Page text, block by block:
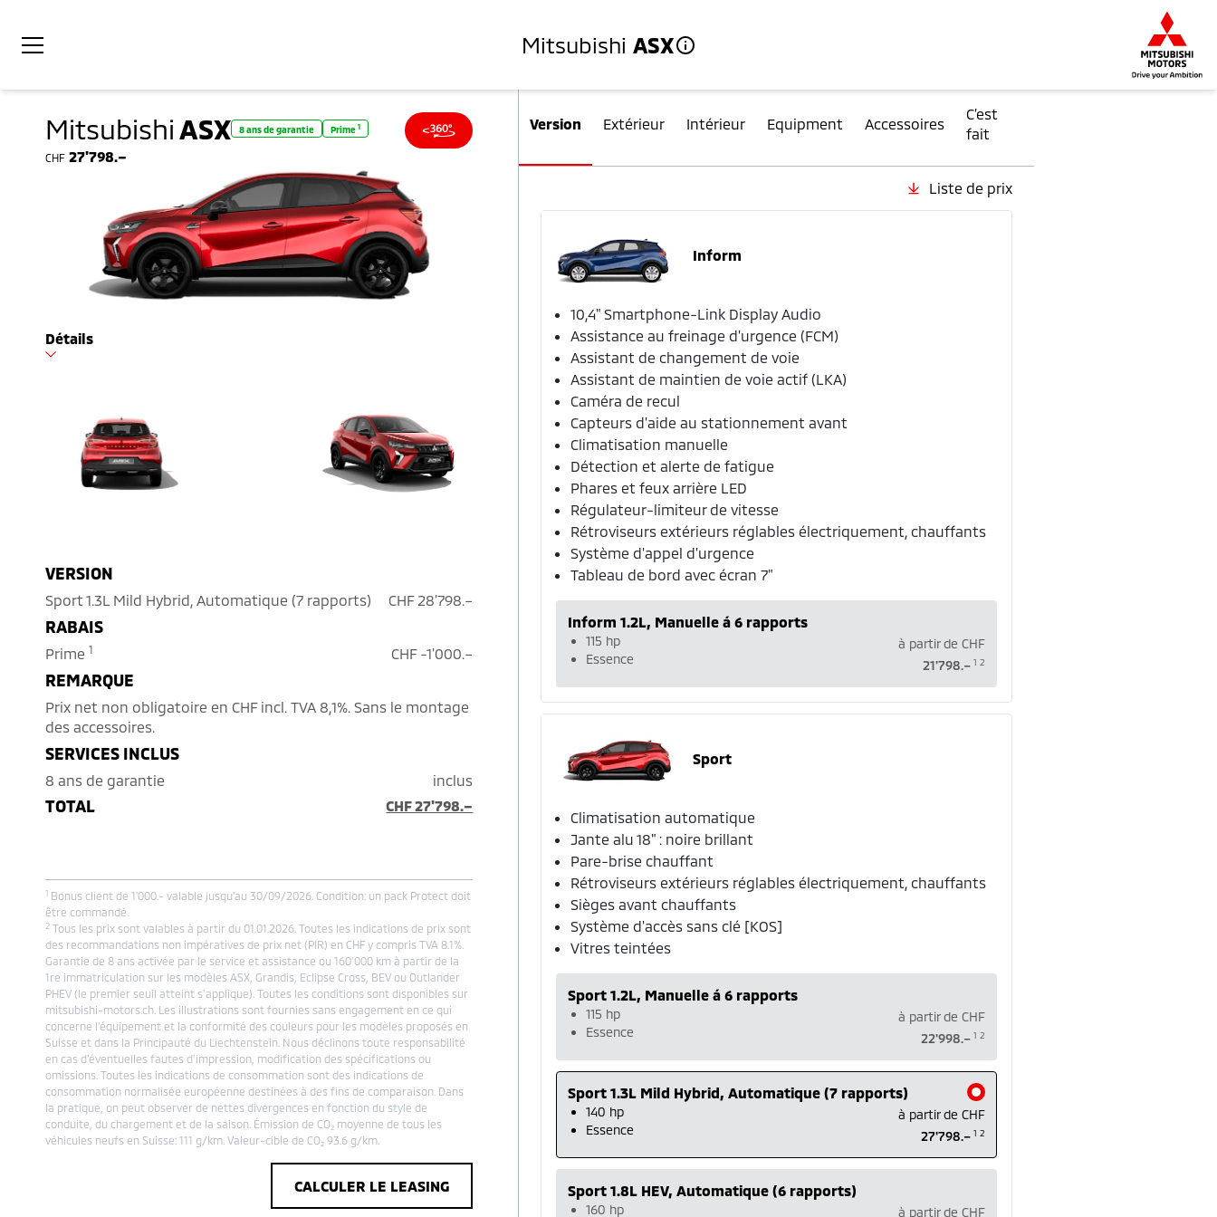
Mitsubishi ASX
Mitsubishi ASX 8 ans de garantie Prime 1
CHF 27'798.–
Détails
VERSION
Sport 1.3L Mild Hybrid, Automatique (7 rapports) CHF 28'798.–
RABAIS
Prime 1 CHF -1'000.–
REMARQUE
Prix net non obligatoire en CHF incl. TVA 8,1%. Sans le montage
des accessoires.
SERVICES INCLUS
8 ans de garantie inclus
TOTAL CHF 27'798.–
1 Bonus client de 1'000.- valable jusqu'au 30/09/2026. Condition: un pack Protect doit
être commandé.
2 Tous les prix sont valables à partir du 01.01.2026. Toutes les indications de prix sont
des recommandations non impératives de prix net (PIR) en CHF y compris TVA 8.1%.
Garantie de 8 ans activée par le service et assistance ou 160’000 km à partir de la
1re immatriculation sur les modèles ASX, Grandis, Eclipse Cross, BEV ou Outlander
PHEV (le premier seuil atteint s’applique). Toutes les conditions sont disponibles sur
mitsubishi-motors.ch. Les illustrations sont fournies sans engagement en ce qui
concerne l’équipement et la conformité des couleurs pour les modèles proposés en
Suisse et dans la Principauté du Liechtenstein. Nous déclinons toute responsabilité
en cas d’éventuelles fautes d’impression, modification des spécifications ou
omissions. Toutes les indications de consommation sont des indications de
consommation normalisée européenne destinées à des fins de comparaison. Dans
la pratique, on peut observer de nettes divergences en fonction du style de
conduite, du chargement et de la saison. Émission de CO₂ moyenne de tous les
véhicules neufs en Suisse: 111 g/km. Valeur-cible de CO₂ 93.6 g/km.
CALCULER LE LEASING
Version Extérieur Intérieur Equipment Accessoires
C’est
fait
Liste de prix
Inform
10,4" Smartphone-Link Display Audio
Assistance au freinage d'urgence (FCM)
Assistant de changement de voie
Assistant de maintien de voie actif (LKA)
Caméra de recul
Capteurs d'aide au stationnement avant
Climatisation manuelle
Détection et alerte de fatigue
Phares et feux arrière LED
Régulateur-limiteur de vitesse
Rétroviseurs extérieurs réglables électriquement, chauffants
Système d'appel d'urgence
Tableau de bord avec écran 7"
Inform 1.2L, Manuelle á 6 rapports
115 hp
Essence
à partir deCHF
21'798.– 1 2
Sport
Climatisation automatique
Jante alu 18" : noire brillant
Pare-brise chauffant
Rétroviseurs extérieurs réglables électriquement, chauffants
Sièges avant chauffants
Système d'accès sans clé [KOS]
Vitres teintées
Sport 1.2L, Manuelle á 6 rapports
115 hp
Essence
à partir deCHF
22'998.– 1 2
Sport 1.3L Mild Hybrid, Automatique (7 rapports)
140 hp
Essence
à partir deCHF
27'798.– 1 2
Sport 1.8L HEV, Automatique (6 rapports)
160 hp
à partir deCHF